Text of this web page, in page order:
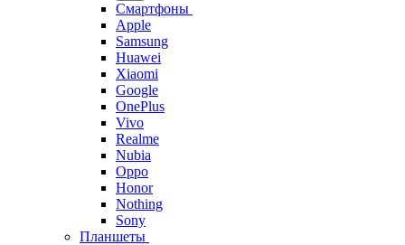
Смартфоны
Apple
Samsung
Huawei
Xiaomi
Google
OnePlus
Vivo
Realme
Nubia
Oppo
Honor
Nothing
Sony
Планшеты